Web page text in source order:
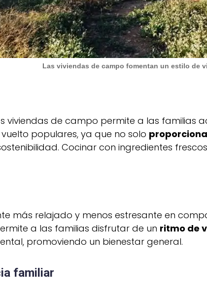
Las viviendas de campo fomentan un estilo de
viviendas de campo permite a las familias
populares, ya que no solo
Cocinar con ingredientes
más relajado y menos estresante en
a las familias disfrutar de un ritmo de
promoviendo un bienestar general.
familiar